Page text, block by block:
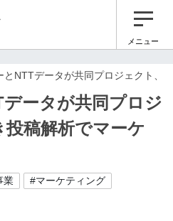
メニュー
とNTTデータが共同プロジェクト、
ータが共同プロジ
稿解析でマーケ
業 #マーケティング